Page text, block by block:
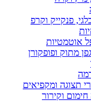
פנקייק וקרפ
אוטמטיות
מתוק ופופקורן
תצוגה ומקפיאים
וקירור